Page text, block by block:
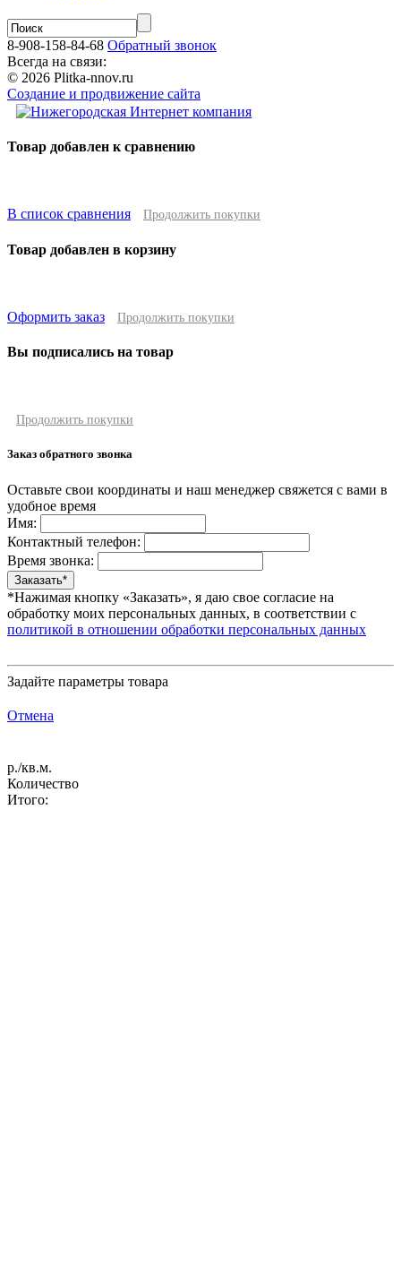
8-908-158-84-68 Обратный звонок
Всегда на связи:
© 2026 Plitka-nnov.ru
Создание и продвижение сайта
Товар добавлен к сравнению
В список сравнения Продолжить покупки
Товар добавлен в корзину
Оформить заказ Продолжить покупки
Вы подписались на товар
Продолжить покупки
Заказ обратного звонка
Оставьте свои координаты и наш менеджер свяжется с вами в
удобное время
Имя:
Контактный телефон:
Время звонка:
*Нажимая кнопку «Заказать», я даю свое согласие на
обработку моих персональных данных, в соответствии с
политикой в отношении обработки персональных данных
Задайте параметры товара
Отмена
р./кв.м.
Количество
Итого: